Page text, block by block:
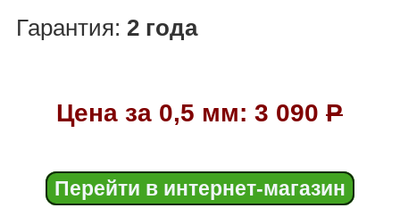
Гарантия: 2 года
Цена за 0,5 мм: 3 090 Р
Перейти в интернет-магазин